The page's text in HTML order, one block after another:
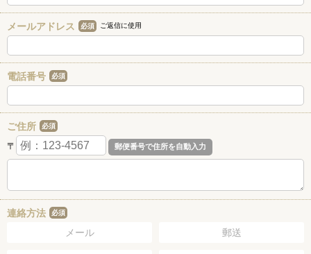
メールアドレス 必須 ご返信に使用
電話番号 必須
ご住所 必須
〒
連絡方法 必須
メール 郵送